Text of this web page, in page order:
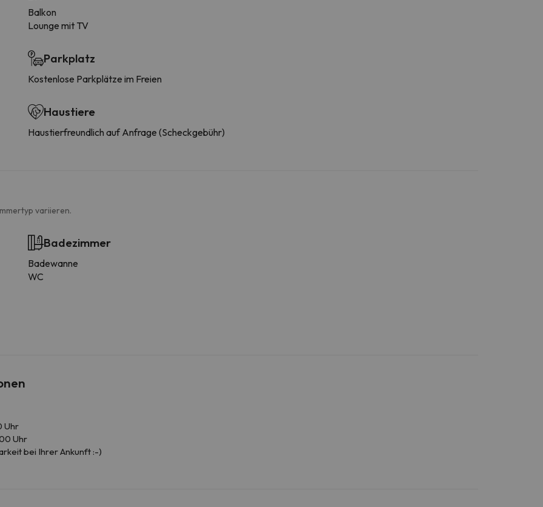
Balkon
Lounge mit TV
Parkplatz
Kostenlose Parkplätze im Freien
Haustiere
Haustierfreundlich auf Anfrage (Scheckgebühr)
variieren.
Badezimmer
Badewanne
WC
Uhr
Uhr
bei Ihrer Ankunft :-)